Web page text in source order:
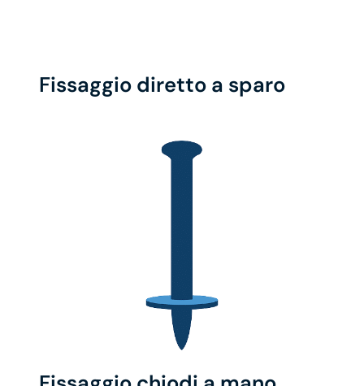
Fissaggio diretto a sparo